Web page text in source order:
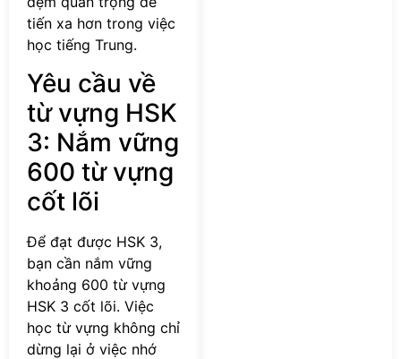
tiến xa hơn trong việc
học tiếng Trung.
Yêu cầu về
từ vựng HSK
3: Nắm vững
600 từ vựng
cốt lõi
Để đạt được HSK 3,
bạn cần nắm vững
khoảng 600 từ vựng
HSK 3 cốt lõi. Việc
học từ vựng không chỉ
dừng lại ở việc nhớ